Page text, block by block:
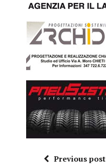
Previous post